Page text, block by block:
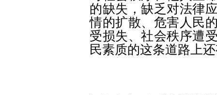
的缺失，缺乏对法律
情的扩散、危害人民
受损失、社会秩序遭
民素质的这条道路上